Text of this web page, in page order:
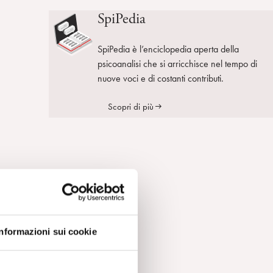
sui cookie
SpiPedia
SpiPedia è l’enciclopedia aperta della
psicoanalisi che si arricchisce nel tempo di
nuove voci e di costanti contributi.
Scopri di più